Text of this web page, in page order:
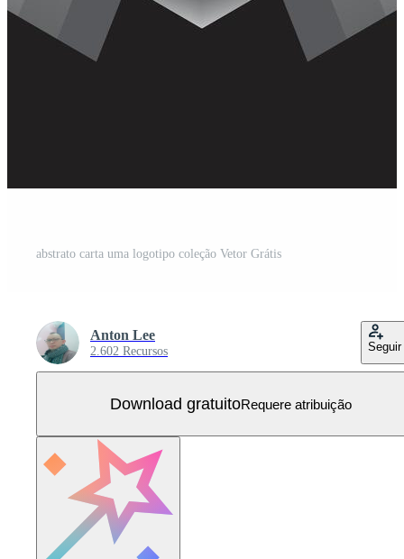
abstrato carta uma logotipo coleção Vetor Grátis
Anton Lee
2.602 Recursos Seguir
Download gratuitoRequere atribuição